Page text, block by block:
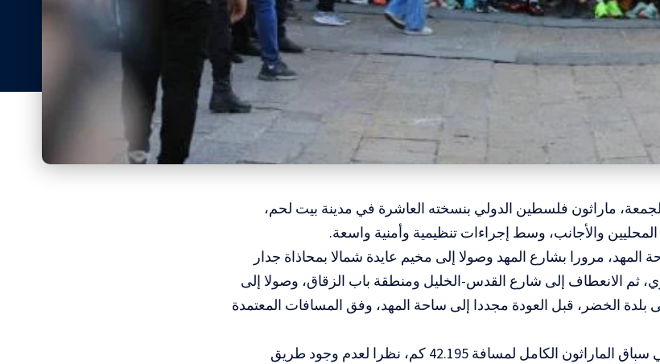
ماراثون فلسطين الدولي بنسخته العاشرة في مدينة بيت لحم،
والأجانب، وسط إجراءات تنظيمية وأمنية واسعة.
مرورا بشارع المهد وصولا إلى مخيم عايدة شمالا بمحاذاة جدار
ثم الانعطاف إلى شارع القدس-الخليل ومنطقة باب الزقاق، وصولا إلى
بلدة الخضر، قبل العودة مجددا إلى ساحة المهد، وفق المسافات المعتمدة
ويُكرر المسار مرتين في سباق الماراثون الكامل لمسافة 42.195 كم، نظرا لعدم وجود طريق